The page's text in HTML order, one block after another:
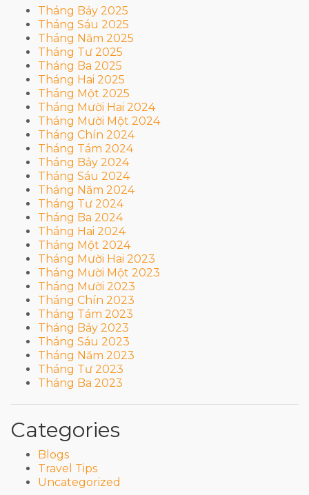
Tháng Bảy 2025
Tháng Sáu 2025
Tháng Năm 2025
Tháng Tư 2025
Tháng Ba 2025
Tháng Hai 2025
Tháng Một 2025
Tháng Mười Hai 2024
Tháng Mười Một 2024
Tháng Chín 2024
Tháng Tám 2024
Tháng Bảy 2024
Tháng Sáu 2024
Tháng Năm 2024
Tháng Tư 2024
Tháng Ba 2024
Tháng Hai 2024
Tháng Một 2024
Tháng Mười Hai 2023
Tháng Mười Một 2023
Tháng Mười 2023
Tháng Chín 2023
Tháng Tám 2023
Tháng Bảy 2023
Tháng Sáu 2023
Tháng Năm 2023
Tháng Tư 2023
Tháng Ba 2023
Categories
Blogs
Travel Tips
Uncategorized